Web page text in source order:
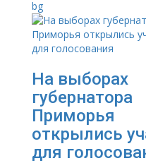
На выборах
губернатора
Приморья
открылись
для